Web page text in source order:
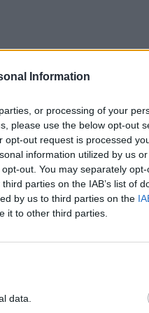
Information
or processing of your
please use the below opt-out
opt-out request is processed
information utilized by us
out. You may separately
parties on the IAB’s list of
by us to third parties on the
it to other third parties.
data.
fra scooteren hans. Foto:Bilde
den synlig på sykkelen.